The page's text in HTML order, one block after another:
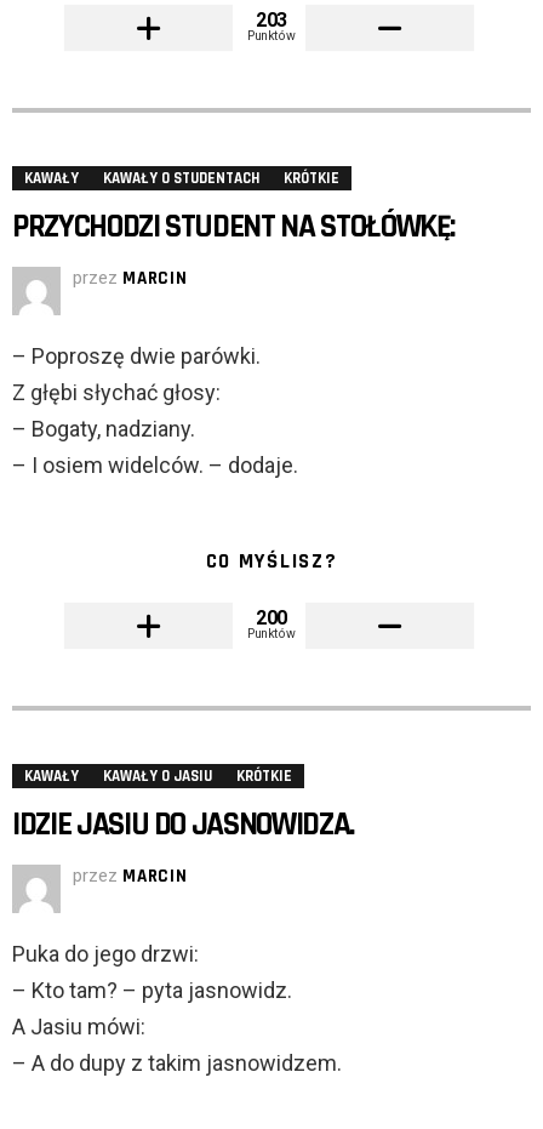
203
Punktów
KAWAŁY KAWAŁY O STUDENTACH KRÓTKIE
PRZYCHODZI STUDENT NA STOŁÓWKĘ:
przez MARCIN
– Poproszę dwie parówki.
Z głębi słychać głosy:
– Bogaty, nadziany.
– I osiem widelców. – dodaje.
CO MYŚLISZ?
200
Punktów
KAWAŁY KAWAŁY O JASIU KRÓTKIE
IDZIE JASIU DO JASNOWIDZA.
przez MARCIN
Puka do jego drzwi:
– Kto tam? – pyta jasnowidz.
A Jasiu mówi:
– A do dupy z takim jasnowidzem.